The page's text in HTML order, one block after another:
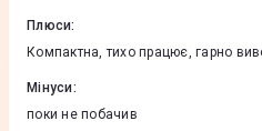
Плюси:
Компактна, тихо працює, гарно
Мінуси:
поки не побачив